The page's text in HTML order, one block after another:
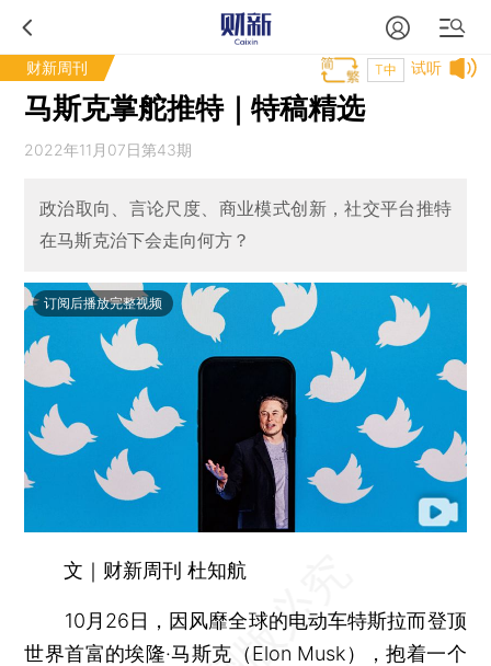
财新周刊 试听
T中
马斯克掌舵推特｜特稿精选
2022年11月07日第43期
政治取向、言论尺度、商业模式创新，社交平台推特
在马斯克治下会走向何方？
订阅后播放完整视频
文｜财新周刊 杜知航
10月26日，因风靡全球的电动车特斯拉而登顶
世界首富的埃隆·马斯克（Elon Musk），抱着一个